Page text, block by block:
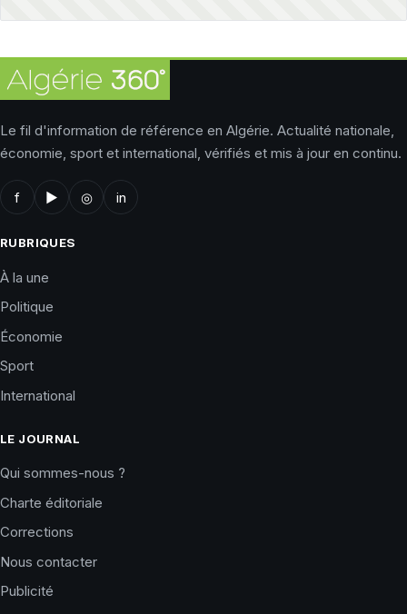
Le fil d'information de référence en Algérie. Actualité nationale,
économie, sport et international, vérifiés et mis à jour en continu.
f ▶ ◎ in
RUBRIQUES
À la une
Politique
Économie
Sport
International
LE JOURNAL
Qui sommes-nous ?
Charte éditoriale
Corrections
Nous contacter
Publicité